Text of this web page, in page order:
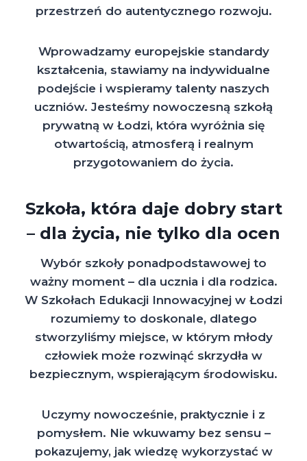
przestrzeń do autentycznego rozwoju.
Wprowadzamy europejskie standardy
kształcenia, stawiamy na indywidualne
podejście i wspieramy talenty naszych
uczniów. Jesteśmy nowoczesną szkołą
prywatną w Łodzi, która wyróżnia się
otwartością, atmosferą i realnym
przygotowaniem do życia.
Szkoła, która daje dobry start
– dla życia, nie tylko dla ocen
Wybór szkoły ponadpodstawowej to
ważny moment – dla ucznia i dla rodzica.
W Szkołach Edukacji Innowacyjnej w Łodzi
rozumiemy to doskonale, dlatego
stworzyliśmy miejsce, w którym młody
człowiek może rozwinąć skrzydła w
bezpiecznym, wspierającym środowisku.
Uczymy nowocześnie, praktycznie i z
pomysłem. Nie wkuwamy bez sensu –
pokazujemy, jak wiedzę wykorzystać w